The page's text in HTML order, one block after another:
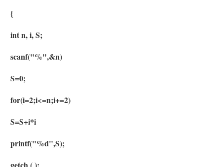
{
int n, i, S;
scanf("%",&n)
S=0;
for(i=2;i<=n;i+=2)
S=S+i*i
printf("%d",S);